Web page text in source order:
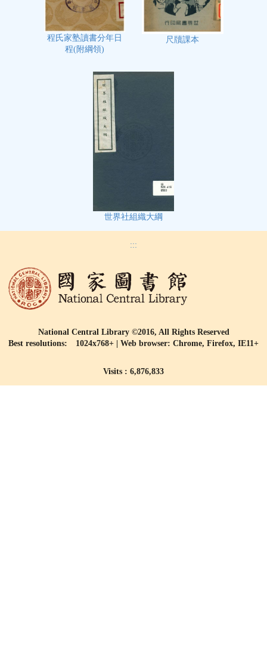
程氏家塾讀書分年日
程(附綱領)
尺牘課本
世界社組織大綱
:::
National Central Library ©2016, All Rights Reserved
Best resolutions: 1024x768+ | Web browser: Chrome, Firefox, IE11+
Visits : 6,876,833